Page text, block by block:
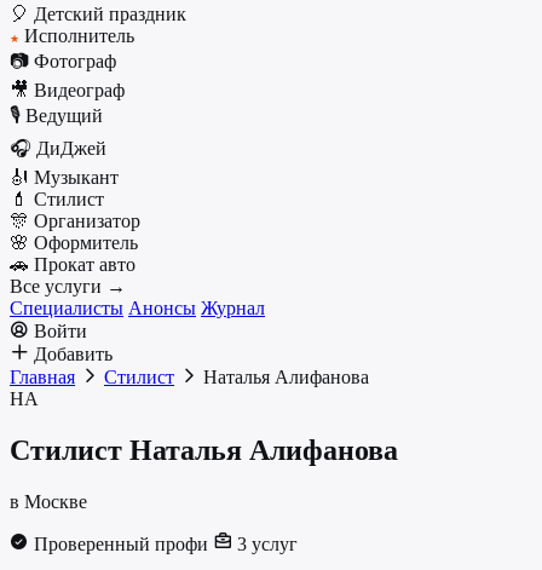
🎈 Детский праздник
★ Исполнитель
📷 Фотограф
🎥 Видеограф
🎙️ Ведущий
🎧 ДиДжей
🎻 Музыкант
💄 Стилист
🎊 Организатор
🌸 Оформитель
🚗 Прокат авто
Все услуги →
Специалисты Анонсы Журнал
Войти
Добавить
Главная
Стилист
Наталья Алифанова
НА
Стилист Наталья Алифанова
в Москве
Проверенный профи
3 услуг